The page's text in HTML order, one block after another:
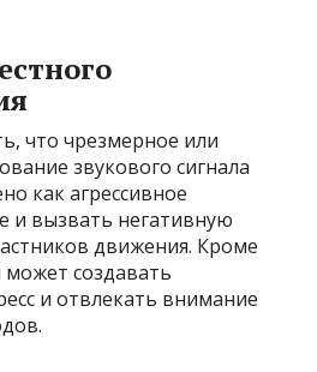
что чрезмерное или
звукового сигнала
как агрессивное
и вызвать негативную
движения. Кроме
создавать
и отвлекать внимание